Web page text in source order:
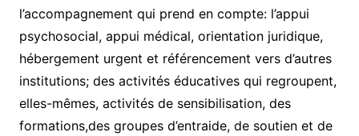
l’accompagnement qui prend en compte: l’appui
psychosocial, appui médical, orientation juridique,
hébergement urgent et référencement vers d’autres
institutions; des activités éducatives qui regroupent,
elles-mêmes, activités de sensibilisation, des
formations,des groupes d’entraide, de soutien et de